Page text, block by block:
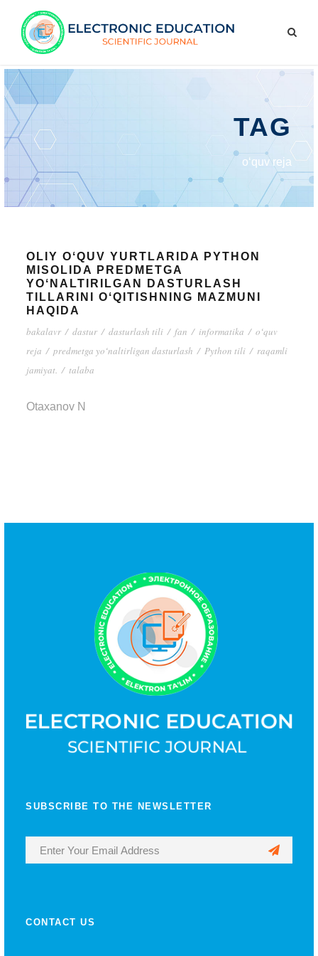
TAG
oʻquv reja
OLIY OʻQUV YURTLARIDA PYTHON
MISOLIDA PREDMETGA
YOʻNALTIRILGAN DASTURLASH
TILLARINI OʻQITISHNING MAZMUNI
HAQIDA
bakalavr / dastur / dasturlash tili / fan / informatika / oʻquv
reja / predmetga yoʻnaltirligan dasturlash / Python tili / raqamli
jamiyat. / talaba
Otaxanov N
SUBSCRIBE TO THE NEWSLETTER
CONTACT US